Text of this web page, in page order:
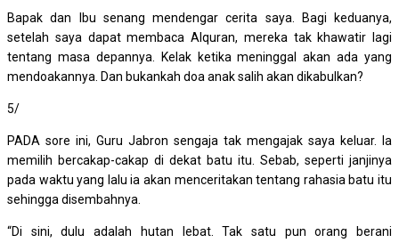
Bapak dan Ibu senang mendengar cerita saya. Bagi keduanya,
setelah saya dapat membaca Alquran, mereka tak khawatir lagi
tentang masa depannya. Kelak ketika meninggal akan ada yang
mendoakannya. Dan bukankah doa anak salih akan dikabulkan?
5/
PADA sore ini, Guru Jabron sengaja tak mengajak saya keluar. Ia
memilih bercakap-cakap di dekat batu itu. Sebab, seperti janjinya
pada waktu yang lalu ia akan menceritakan tentang rahasia batu itu
sehingga disembahnya.
“Di sini, dulu adalah hutan lebat. Tak satu pun orang berani